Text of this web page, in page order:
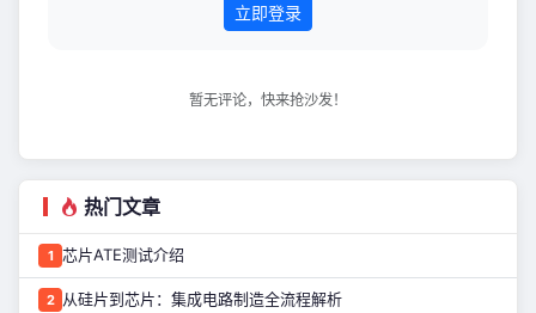
立即登录
暂无评论，快来抢沙发！
热门文章
1 芯片ATE测试介绍
2 从硅片到芯片：集成电路制造全流程解析